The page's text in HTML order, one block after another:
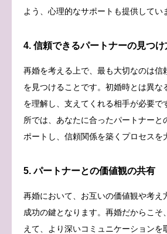
よう、心理的なサポートも提供してい
4. 信頼できるパートナーの見つけ
再婚を考える上で、最も大切なのは信
を見つけることです。初婚時とは異な
を理解し、支えてくれる相手が必要で
所では、あなたに合ったパートナーと
ポートし、信頼関係を築くプロセスを
5. パートナーとの価値観の共有
再婚において、お互いの価値観や考え
成功の鍵となります。再婚だからこそ
えて、より深いコミュニケーションを